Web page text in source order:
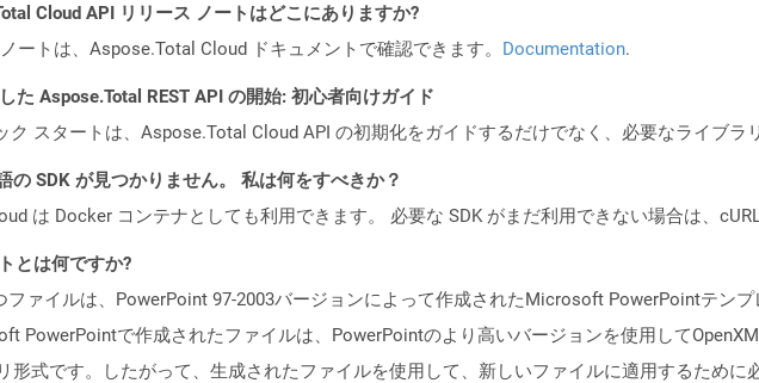
Cloud API リリース ノートはどこにありますか?
ートは、Aspose.Total Cloud ドキュメントで確認できます。 Documentation.
た Aspose.Total REST API の開始: 初心者向けガイド
ク スタートは、Aspose.Total Cloud API の初期化をガイドするだけでなく、必要なライブラ
の SDK が見つかりません。 私は何をすべきか？
は Docker コンテナとしても利用できます。 必要な SDK がまだ利用できない場合は、
とは何ですか?
ファイルは、PowerPoint 97-2003バージョンによって作成されたMicrosoft PowerPointテン
PowerPointで作成されたファイルは、PowerPointのより高いバージョンを使用して
形式です。したがって、生成されたファイルを使用して、新しいファイルに適用するために